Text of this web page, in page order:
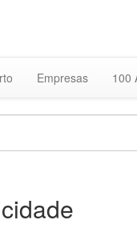
Empresas 100